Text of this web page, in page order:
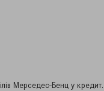
Мерседес-Бенц у кредит.